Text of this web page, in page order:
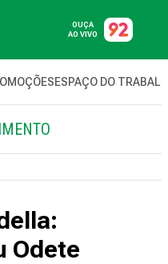
OUÇA
AO VIVO
ESPAÇO DO
Odete